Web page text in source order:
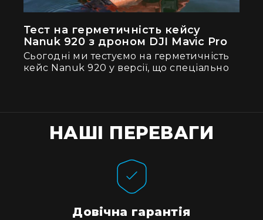
Тест на герметичність кейсу
Nanuk 920 з дроном DJI Mavic Pro
Сьогодні ми тестуємо на герметичність
кейс Nanuk 920 у версії, що спеціально
НАШІ ПЕРЕВАГИ
Довічна гарантія